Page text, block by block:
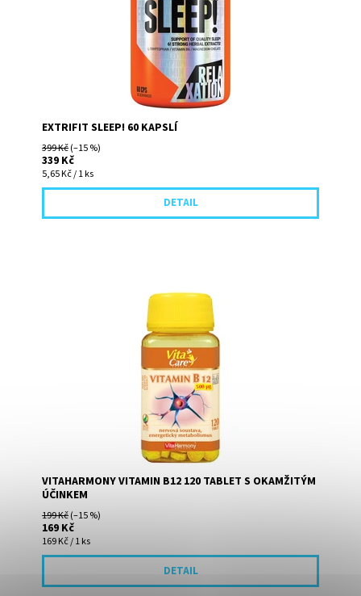
EXTRIFIT SLEEP! 60 KAPSLÍ
399 Kč(–15 %)
339 Kč
5,65 Kč / 1 ks
DETAIL
Vitamin B12 neboli kobalamin je vitamin rozpustný ve
vodě, který je důležitý pro schopnost buněčného dělení.
VITAHARMONY VITAMIN B12 120 TABLET S OKAMŽITÝM
ÚČINKEM
199 Kč(–15 %)
169 Kč
169 Kč / 1 ks
DETAIL